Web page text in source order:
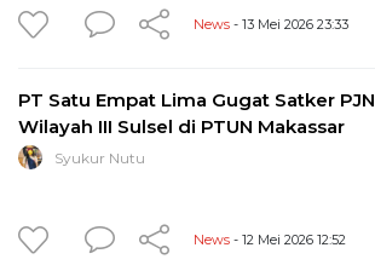
News - 13 Mei 2026 23:33
PT Satu Empat Lima Gugat Satker PJN
Wilayah III Sulsel di PTUN Makassar
Syukur Nutu
News - 12 Mei 2026 12:52